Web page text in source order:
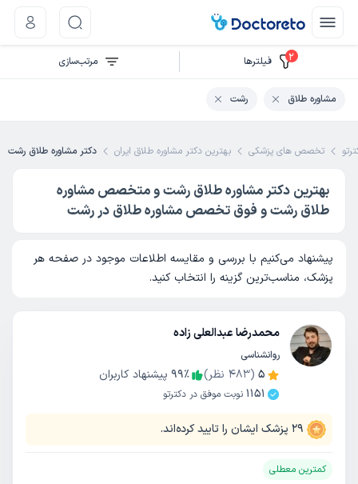
تخصص های پزشکی بهترین دکتر مشاوره طلاق ایران دکتر مشاوره طلاق رشت
بهترین دکتر مشاوره طلاق رشت و متخصص مشاوره
طلاق رشت و فوق تخصص مشاوره طلاق در رشت
پیشنهاد می‌کنیم با بررسی و مقایسه اطلاعات موجود در صفحه هر
پزشک، مناسب‌ترین گزینه را انتخاب کنید.
محمدرضا عبدالعلی زاده
روانشناسی
5
(
483 نظر) 99٪
پیشنهاد کاربران
1151 نوبت موفق در دکترتو
29 پزشک ایشان را تایید کرده‌اند.
کمترین معطلی
2 فیلتر‌ها مرتب‌سازی
مشاوره طلاق رشت